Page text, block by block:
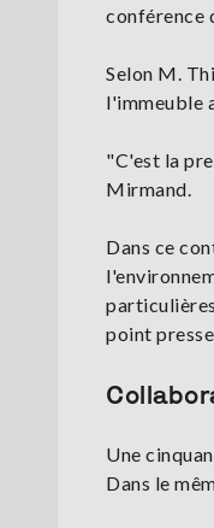
conférence
Selon M.
l'immeuble
"C'est la
Mirmand.
Dans ce
point
Une
Dans le